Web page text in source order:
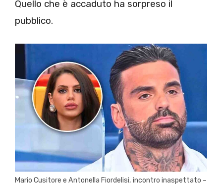
Quello che è accaduto ha sorpreso il
pubblico.
Mario Cusitore e Antonella Fiordelisi, incontro inaspettato –